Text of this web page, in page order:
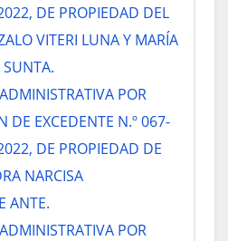
DE PROPIEDAD DEL
VITERI LUNA Y MARÍA
POR
DE EXCEDENTE N.º 067-
DE PROPIEDAD DE
NARCISA
ANTE.
POR